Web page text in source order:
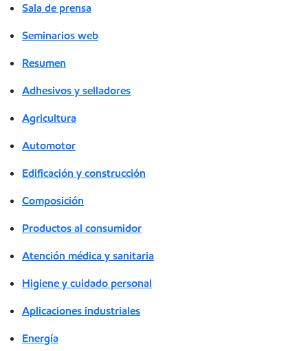
Sala de prensa
Seminarios web
Resumen
Adhesivos y selladores
Agricultura
Automotor
Edificación y construcción
Composición
Productos al consumidor
Atención médica y sanitaria
Higiene y cuidado personal
Aplicaciones industriales
Energía